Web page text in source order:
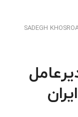
SADEGH